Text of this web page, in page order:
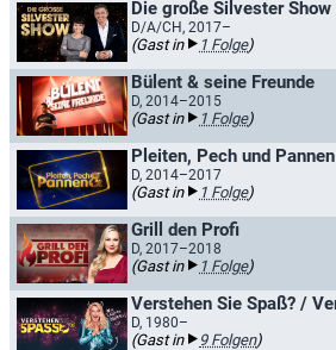
D/A/CH, 2017–
(Gast in 1 Folge)
Bülent & seine Freunde
D, 2014–2015
(Gast in 1 Folge)
Pleiten, Pech und Pannen
D, 2014–2017
(Gast in 1 Folge)
Grill den Profi
D, 2017–2018
(Gast in 1 Folge)
D, 1980–
(Gast in 9 Folgen)